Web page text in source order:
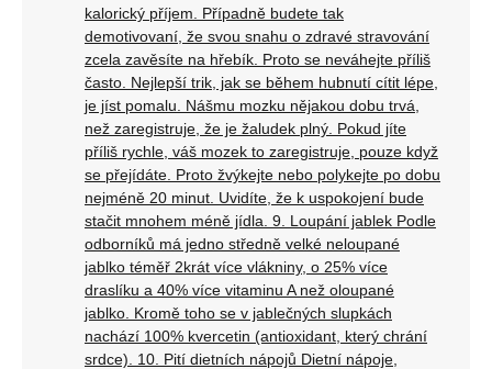
kalorický příjem. Případně budete tak
demotivovaní, že svou snahu o zdravé stravování
zcela zavěsíte na hřebík. Proto se neváhejte příliš
často. Nejlepší trik, jak se během hubnutí cítit lépe,
je jíst pomalu. Nášmu mozku nějakou dobu trvá,
než zaregistruje, že je žaludek plný. Pokud jíte
příliš rychle, váš mozek to zaregistruje, pouze když
se přejídáte. Proto žvýkejte nebo polykejte po dobu
nejméně 20 minut. Uvidíte, že k uspokojení bude
stačit mnohem méně jídla. 9. Loupání jablek Podle
odborníků má jedno středně velké neloupané
jablko téměř 2krát více vlákniny, o 25% více
draslíku a 40% více vitaminu A než oloupané
jablko. Kromě toho se v jablečných slupkách
nachází 100% kvercetin (antioxidant, který chrání
srdce). 10. Pití dietních nápojů Dietní nápoje,